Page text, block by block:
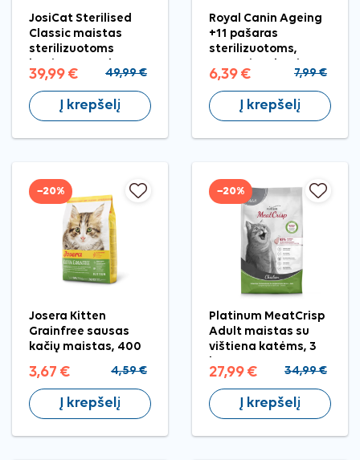
JosiCat Sterilised
Classic maistas
sterilizuotoms
katėms, 15+3 kg
39,99 € 49,99 €
Į krepšelį
Royal Canin Ageing
+11 pašaras
sterilizuotoms,
vyresnėms katėms,
400 g
6,39 € 7,99 €
Į krepšelį
−20%
Josera Kitten
Grainfree sausas
kačių maistas, 400
3,67 € 4,59 €
Į krepšelį
−20%
Platinum MeatCrisp
Adult maistas su
vištiena katėms, 3
27,99 € 34,99 €
Į krepšelį